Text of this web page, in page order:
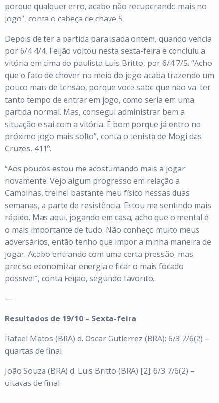
porque qualquer erro, acabo não recuperando mais no
jogo”, conta o cabeça de chave 5.
Depois de ter a partida paralisada ontem, quando vencia
por 6/4 4/4, Feijão voltou nesta sexta-feira e concluiu a
vitória em cima do paulista Luis Britto, por 6/4 7/5. “Acho
que o fato de chover no meio do jogo acaba trazendo um
pouco mais de tensão, porque você sabe que não vai ter
tanto tempo de entrar em jogo, como seria em uma
partida normal. Mas, consegui administrar bem a
situação e sai com a vitória. É bom porque já entro no
próximo jogo mais solto”, conta o tenista de Mogi das
Cruzes, 411º.
“Aos poucos estou me acostumando mais a jogar
novamente. Vejo algum progresso em relação a
Campinas, treinei bastante meu físico nessas duas
semanas, a parte de resistência. Estou me sentindo mais
rápido. Mas aqui, jogando em casa, acho que o mental é
o mais importante de tudo. Não conheço muito meus
adversários, então tenho que impor a minha maneira de
jogar. Acabo entrando com uma certa pressão, mas
preciso economizar energia e ficar o mais focado
possível”, conta Feijão, segundo favorito.
—
Resultados de 19/10 – Sexta-feira
Rafael Matos (BRA) d. Oscar Gutierrez (BRA): 6/3 7/6(2) –
quartas de final
João Souza (BRA) d. Luis Britto (BRA) [2]: 6/3 7/6(2) –
oitavas de final